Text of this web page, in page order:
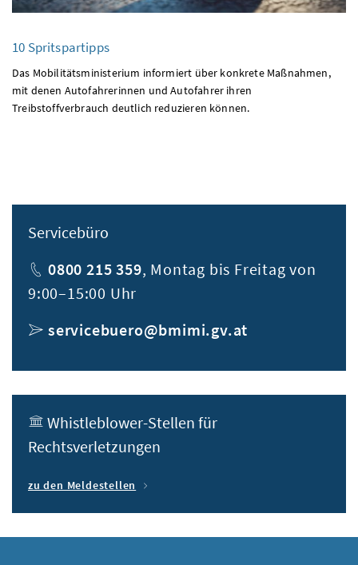
10 Spritspartipps
Das Mobilitätsministerium informiert über konkrete Maßnahmen,
mit denen Autofahrerinnen und Autofahrer ihren
Treibstoffverbrauch deutlich reduzieren können.
Servicebüro
Telefon
0800 215 359, Montag bis Freitag von
9:00–15:00 Uhr
E-Mail
servicebuero@bmimi.gv.at
Whistleblower-Stellen für
Rechtsverletzungen
zu den Meldestellen